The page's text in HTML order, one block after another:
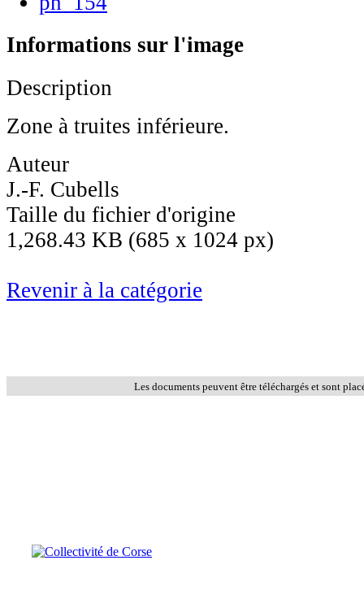
Informations sur l'image
Description
Zone à truites inférieure.
Auteur
J.-F. Cubells
Taille du fichier d'origine
1,268.43 KB (685 x 1024 px)
Revenir à la catégorie
Les documents peuvent être téléchargés et sont